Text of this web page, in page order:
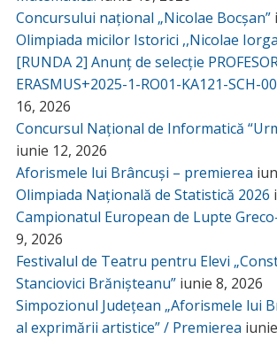
Concursului național „Nicolae Bocșan”
Olimpiada micilor Istorici ,,Nicolae
[RUNDA 2] Anunț de selecție
ERASMUS+2025-1-RO01-KA121-SCH-
16, 2026
Concursul Național de Informatică
iunie 12, 2026
Aforismele lui Brâncuși – premierea
Olimpiada Națională de Statistică 2026
Campionatul European de Lupte
9, 2026
Festivalul de Teatru pentru Elevi
Stanciovici Brănișteanu” iunie 8, 2026
Simpozionul Județean „Aforismele lui
al exprimării artistice” / Premierea